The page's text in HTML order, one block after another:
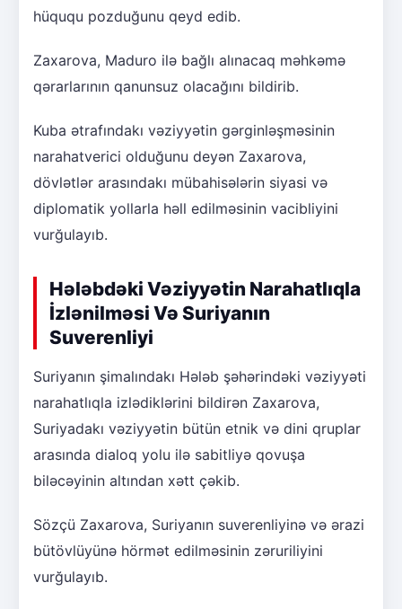
hüququ pozduğunu qeyd edib.
Zaxarova, Maduro ilə bağlı alınacaq məhkəmə
qərarlarının qanunsuz olacağını bildirib.
Kuba ətrafındakı vəziyyətin gərginləşməsinin
narahatverici olduğunu deyən Zaxarova,
dövlətlər arasındakı mübahisələrin siyasi və
diplomatik yollarla həll edilməsinin vacibliyini
vurğulayıb.
Hələbdəki Vəziyyətin Narahatlıqla
İzlənilməsi Və Suriyanın
Suverenliyi
Suriyanın şimalındakı Hələb şəhərindəki vəziyyəti
narahatlıqla izlədiklərini bildirən Zaxarova,
Suriyadakı vəziyyətin bütün etnik və dini qruplar
arasında dialoq yolu ilə sabitliyə qovuşa
biləcəyinin altından xətt çəkib.
Sözçü Zaxarova, Suriyanın suverenliyinə və ərazi
bütövlüyünə hörmət edilməsinin zəruriliyini
vurğulayıb.